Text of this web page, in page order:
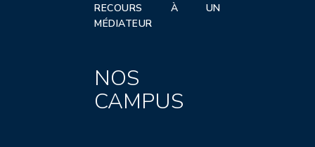
RECOURS À UN
MÉDIATEUR
NOS
CAMPUS